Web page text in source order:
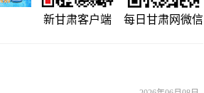
新甘肃客户端 每日甘肃网微信